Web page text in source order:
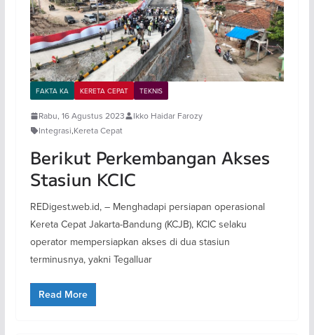
FAKTA KA KERETA CEPAT TEKNIS
Rabu, 16 Agustus 2023
Ikko Haidar Farozy
Integrasi,Kereta Cepat
Berikut Perkembangan Akses
Stasiun KCIC
REDigest.web.id, – Menghadapi persiapan operasional
Kereta Cepat Jakarta-Bandung (KCJB), KCIC selaku
operator mempersiapkan akses di dua stasiun
terminusnya, yakni Tegalluar
Read More